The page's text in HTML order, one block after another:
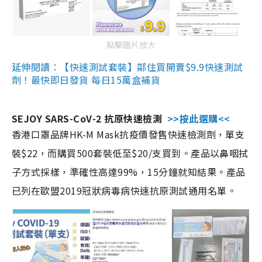
點擊圖片放大
延伸閱讀：【快速測試套裝】鄰住買開賣$9.9快速測試
劑！最快即日發貨 每日15萬盒補貨
SEJOY SARS-CoV-2 抗原快速檢測 >>按此選購<<
香港口罩品牌HK-M Mask抗疫價發售快速檢測劑，單支
裝$22，而購買500套裝低至$20/支買到。產品以鼻咽拭
子方式採樣，準確性高達99%，15分鐘就知結果。產品
已列在歐盟2019冠狀病毒病快速抗原測試通用名單。